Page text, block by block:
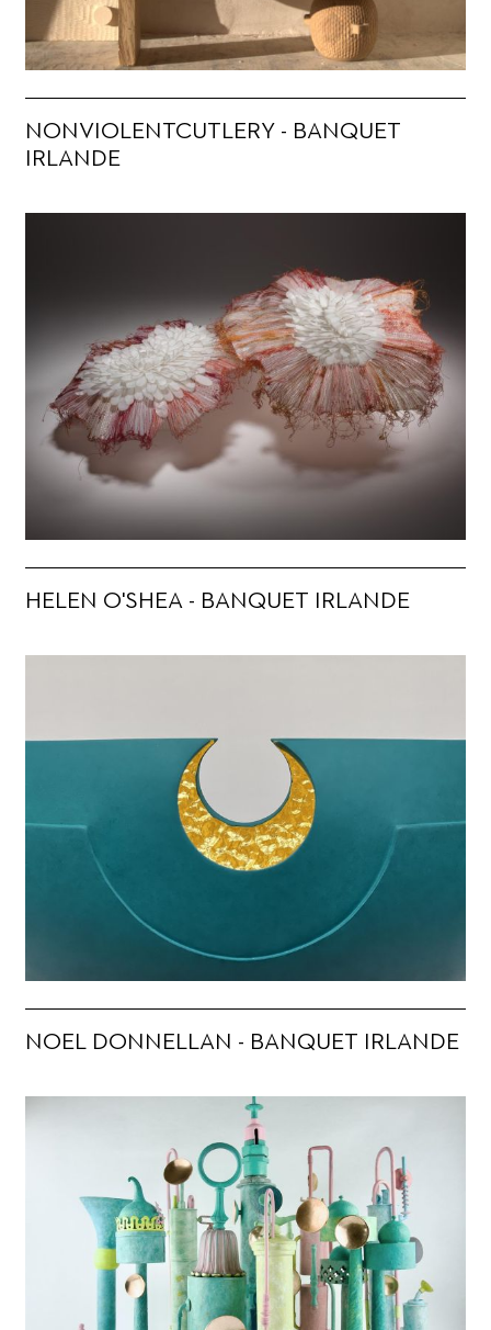
NONVIOLENTCUTLERY - BANQUET
IRLANDE
HELEN O'SHEA - BANQUET IRLANDE
NOEL DONNELLAN - BANQUET IRLANDE